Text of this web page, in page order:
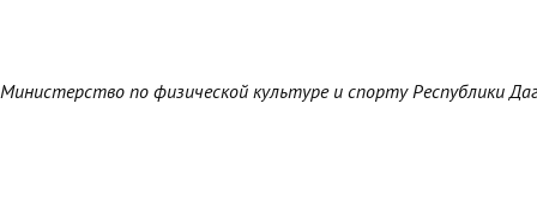
Министерство по физической культуре и спорту Республики